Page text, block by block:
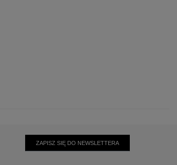
ZAPISZ SIĘ DO NEWSLETTERA